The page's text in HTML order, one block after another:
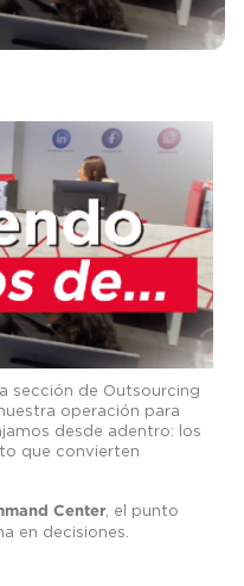
sección de Outsourcing
operación para
desde adentro: los
que convierten
Center
, el punto
en decisiones.